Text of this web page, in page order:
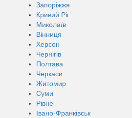
Запоріжжя
Кривий Ріг
Миколаїв
Вінниця
Херсон
Чернігів
Полтава
Черкаси
Житомир
Суми
Рівне
Івано-Франківськ